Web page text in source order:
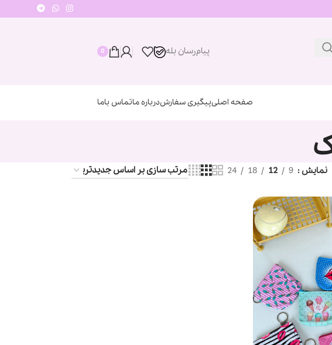
پیام‌رسان‌ بله 0
صفحه اصلیپیگیری سفارشدرباره ماتماس باما
نمایش 9
12
18
24